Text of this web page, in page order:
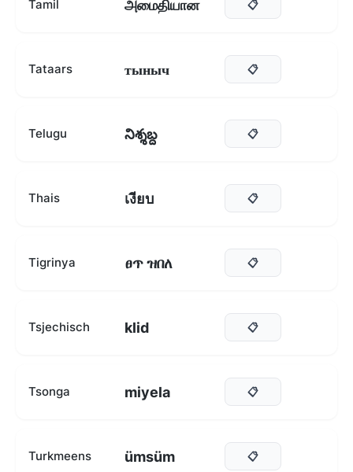
Tamil அமைதியான 📋
Tataars тыныч 📋
Telugu నిశ్శబ్ద 📋
Thais เงียบ 📋
Tigrinya ፀጥ ዝበለ 📋
Tsjechisch klid 📋
Tsonga miyela 📋
Turkmeens ümsüm 📋